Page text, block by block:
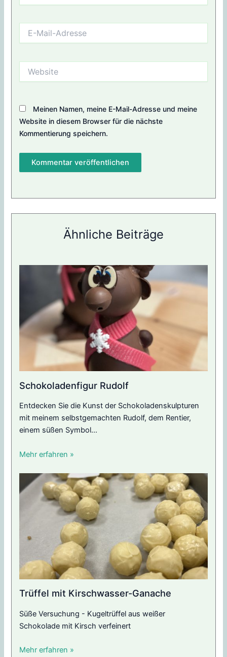
Mail-
Meinen Namen, meine E-Mail-Adresse und meine
Website in diesem Browser für die nächste
Kommentierung speichern.
Ähnliche Beiträge
Schokoladenfigur Rudolf
Entdecken Sie die Kunst der Schokoladenskulpturen
mit meinem selbstgemachten Rudolf, dem Rentier,
einem süßen Symbol...
Mehr erfahren »
Trüffel mit Kirschwasser-Ganache
Süße Versuchung - Kugeltrüffel aus weißer
Schokolade mit Kirsch verfeinert
Mehr erfahren »